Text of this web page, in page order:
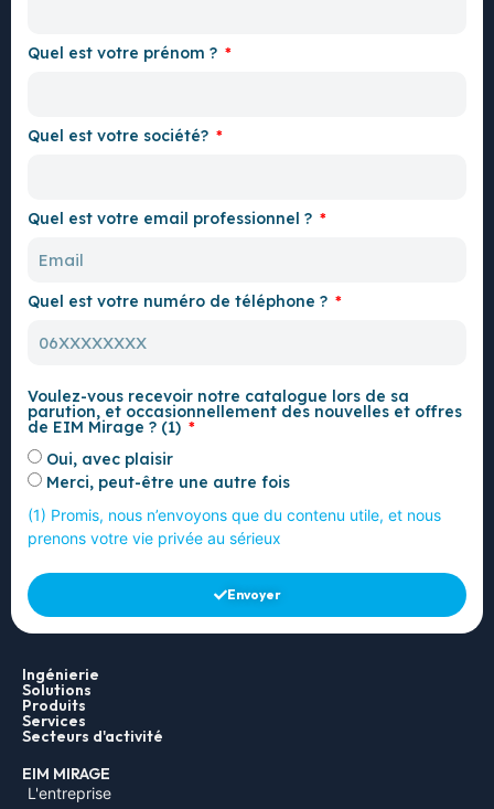
Quel est votre prénom ?
Quel est votre société?
Quel est votre email professionnel ?
Quel est votre numéro de téléphone ?
Voulez-vous recevoir notre catalogue lors de sa
parution, et occasionnellement des nouvelles et offres
de EIM Mirage ? (1)
Oui, avec plaisir
Merci, peut-être une autre fois
(1) Promis, nous n’envoyons que du contenu utile, et nous
prenons votre vie privée au sérieux
Envoyer
Ingénierie
Solutions
Produits
Services
Secteurs d'activité
EIM MIRAGE
L'entreprise